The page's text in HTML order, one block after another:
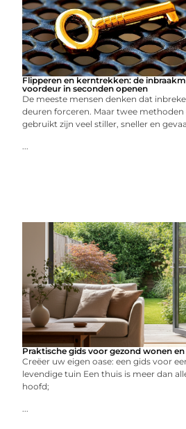
Flipperen en kerntrekken: de
voordeur in seconden openen
De meeste mensen denken dat
deuren forceren. Maar twee
gebruikt zijn veel stiller, sneller en
...
Praktische gids voor gezond wonen
Creëer uw eigen oase: een gids voor
levendige tuin Een thuis is meer dan
hoofd;
...